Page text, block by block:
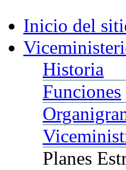
Inicio del
Historia
Funciones
Planes